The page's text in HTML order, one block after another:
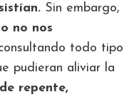
Sin embargo,
no nos
todo tipo
pudieran aliviar la
de repente,